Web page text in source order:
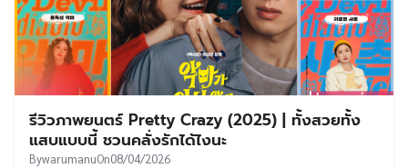
รีวิวภาพยนตร์ Pretty Crazy (2025) | ทั้งสวยทั้ง
แสบแบบนี้ ชวนคลั่งรักได้ไงนะ
BywarumanuOn08/04/2026